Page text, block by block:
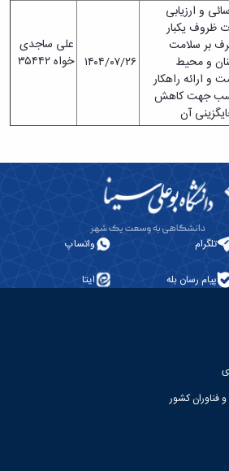
و ارزیابی
ظروف یکبار
بر سلامت
و محیط
و ارائه راهکار
جهت کاهش
آن
۱۴۰۴/۰۷/۲۶
علی ساجدی
خواه ۳۵۴۴۲
تلگرام واتساپ
پیام رسان بله ایتا
فناوران کشور